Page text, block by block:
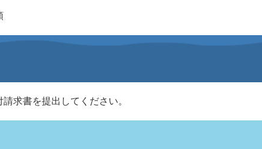
求書を提出してください。